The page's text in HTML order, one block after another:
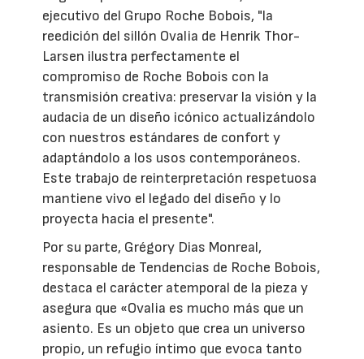
ejecutivo del Grupo Roche Bobois, "la
reedición del sillón Ovalia de Henrik Thor-
Larsen ilustra perfectamente el
compromiso de Roche Bobois con la
transmisión creativa: preservar la visión y la
audacia de un diseño icónico actualizándolo
con nuestros estándares de confort y
adaptándolo a los usos contemporáneos.
Este trabajo de reinterpretación respetuosa
mantiene vivo el legado del diseño y lo
proyecta hacia el presente".
Por su parte, Grégory Dias Monreal,
responsable de Tendencias de Roche Bobois,
destaca el carácter atemporal de la pieza y
asegura que «Ovalia es mucho más que un
asiento. Es un objeto que crea un universo
propio, un refugio íntimo que evoca tanto